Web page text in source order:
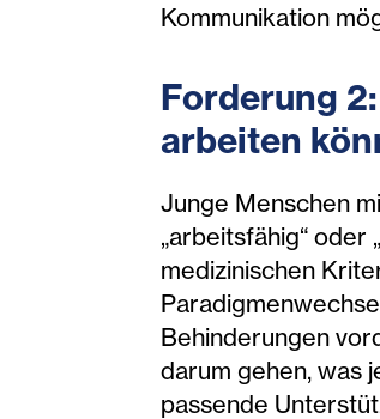
Kommunikation
Forderung
arbeiten
Junge Menschen
„arbeitsfähig“ oder
medizinischen
Behinderungen
darum gehen, was
passende